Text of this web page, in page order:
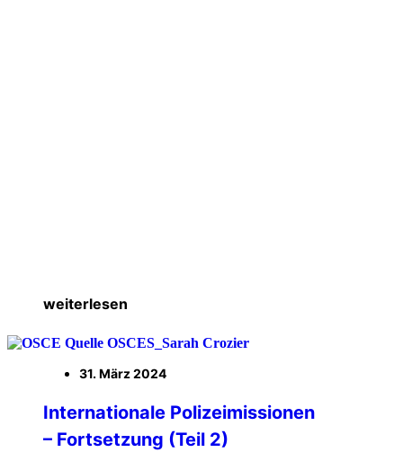
weiterlesen
31. März 2024
Internationale Polizeimissionen
– Fortsetzung (Teil 2)